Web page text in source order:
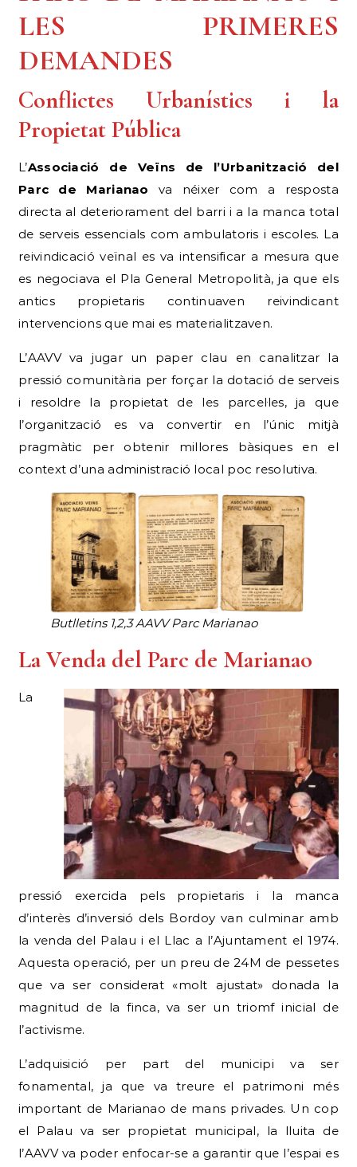
LES PRIMERES
DEMANDES
Conflictes Urbanístics i la
Propietat Pública
L’Associació de Veïns de l’Urbanització del
Parc de Marianao va néixer com a resposta
directa al deteriorament del barri i a la manca total
de serveis essencials com ambulatoris i escoles. La
reivindicació veïnal es va intensificar a mesura que
es negociava el Pla General Metropolità, ja que els
antics propietaris continuaven reivindicant
intervencions que mai es materialitzaven.
L’AAVV va jugar un paper clau en canalitzar la
pressió comunitària per forçar la dotació de serveis
i resoldre la propietat de les parcel·les, ja que
l’organització es va convertir en l’únic mitjà
pragmàtic per obtenir millores bàsiques en el
context d’una administració local poc resolutiva.
Butlletins 1,2,3 AAVV Parc Marianao
La Venda del Parc de Marianao
La
pressió exercida pels propietaris i la manca
d’interès d’inversió dels Bordoy van culminar amb
la venda del Palau i el Llac a l’Ajuntament el 1974.
Aquesta operació, per un preu de 24M de pessetes
que va ser considerat «molt ajustat» donada la
magnitud de la finca, va ser un triomf inicial de
l’activisme.
L’adquisició per part del municipi va ser
fonamental, ja que va treure el patrimoni més
important de Marianao de mans privades. Un cop
el Palau va ser propietat municipal, la lluita de
l’AAVV va poder enfocar-se a garantir que l’espai es